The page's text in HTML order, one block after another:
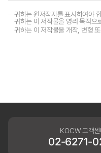
귀하는 원저작자를 표시하여야
귀하는 이 저작물을 영리 목적으
귀하는 이 저작물을 개작, 변형
KOCW 고객
02-6271-